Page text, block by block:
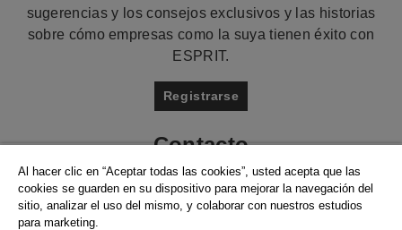
sugerencias y los consejos exclusivos y las historias
sobre cómo empresas como la suya tienen éxito con
ESPRIT.
Registrarse
Contacto
Hablemos
+34 934802455
Al hacer clic en “Aceptar todas las cookies”, usted acepta que las
cookies se guarden en su dispositivo para mejorar la navegación del
sitio, analizar el uso del mismo, y colaborar con nuestros estudios
para marketing.